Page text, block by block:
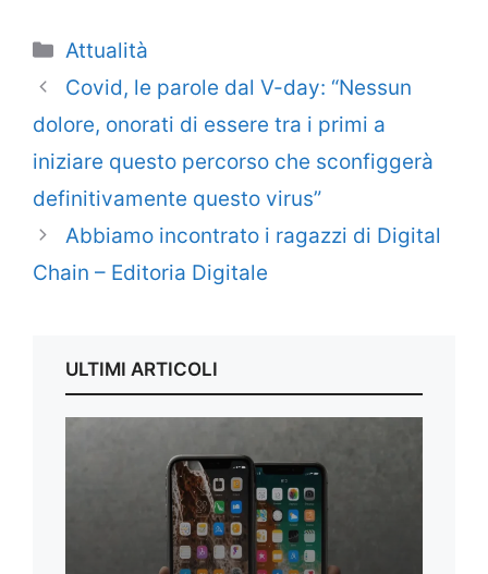
Categorie
Attualità
Covid, le parole dal V-day: “Nessun
dolore, onorati di essere tra i primi a
iniziare questo percorso che sconfiggerà
definitivamente questo virus”
Abbiamo incontrato i ragazzi di Digital
Chain – Editoria Digitale
ULTIMI ARTICOLI